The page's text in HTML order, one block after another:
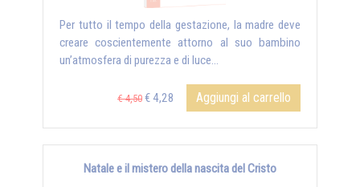
Per tutto il tempo della gestazione, la madre deve
creare coscientemente attorno al suo bambino
un’atmosfera di purezza e di luce...
€ 4,50 € 4,28 Aggiungi al carrello
Natale e il mistero della nascita del Cristo